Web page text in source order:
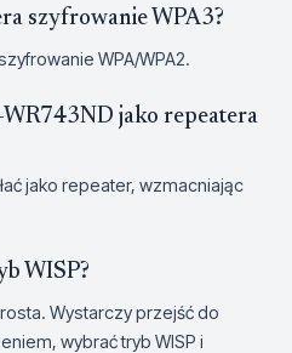
szyfrowanie WPA3?
WPA/WPA2.
jako repeatera
jako repeater, wzmacniając
WISP?
Wystarczy przejść do
wybrać tryb WISP i